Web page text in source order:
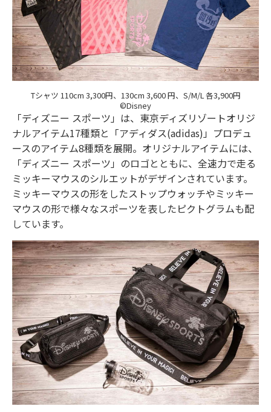
Tシャツ 110cm 3,300円、130cm 3,600 円、S/M/L 各3,900円
©Disney
「ディズニー スポーツ」は、東京ディズリゾートオリジ
ナルアイテム17種類と「アディダス(adidas)」プロデュ
ースのアイテム8種類を展開。オリジナルアイテムには、
「ディズニー スポーツ」のロゴとともに、全速力で走る
ミッキーマウスのシルエットがデザインされています。
ミッキーマウスの形をしたストップウォッチやミッキー
マウスの形で様々なスポーツを表したピクトグラムも配
しています。